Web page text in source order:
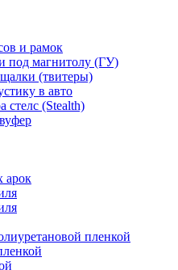
и рамок
под магнитолу (ГУ)
(твитеры)
в авто
стелс (Stealth)
арок
пленкой